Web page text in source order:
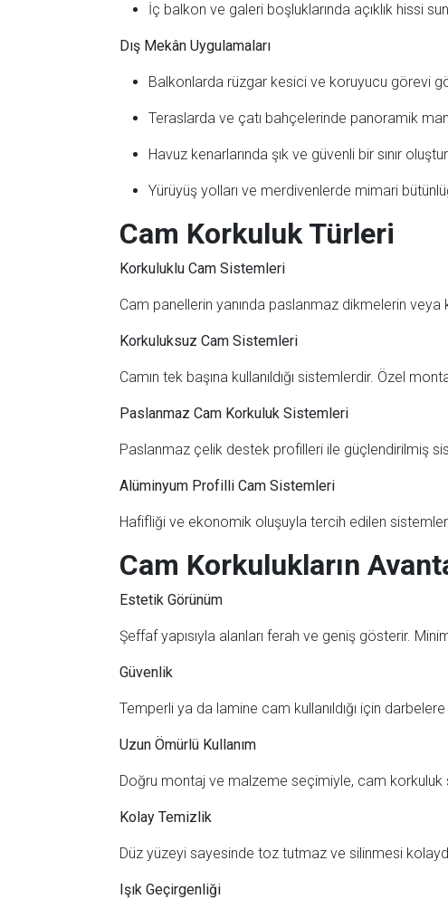
İç balkon ve galeri boşluklarında açıklık hissi
Dış Mekân Uygulamaları
Balkonlarda rüzgar kesici ve koruyucu görevi
Teraslarda ve çatı bahçelerinde panoramik
Havuz kenarlarında şık ve güvenli bir sınır
Yürüyüş yolları ve merdivenlerde mimari
Cam Korkuluk Türleri
Korkuluklu Cam Sistemleri
Cam panellerin yanında paslanmaz dikmelerin veya
Korkuluksuz Cam Sistemleri
Camın tek başına kullanıldığı sistemlerdir. Özel
Paslanmaz Cam Korkuluk Sistemleri
Paslanmaz çelik destek profilleri ile güçlendirilmiş
Alüminyum Profilli Cam Sistemleri
Hafifliği ve ekonomik oluşuyla tercih edilen
Cam Korkulukların
Estetik Görünüm
Şeffaf yapısıyla alanları ferah ve geniş gösterir.
Güvenlik
Temperli ya da lamine cam kullanıldığı için darbelere
Uzun Ömürlü Kullanım
Doğru montaj ve malzeme seçimiyle, cam korkuluk
Kolay Temizlik
Düz yüzeyi sayesinde toz tutmaz ve silinmesi
Işık Geçirgenliği